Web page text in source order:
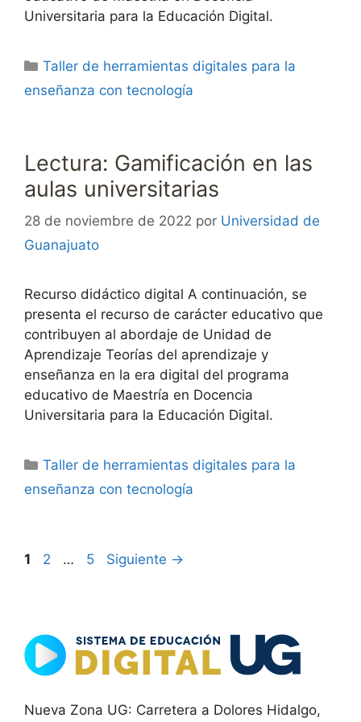
Universitaria para la Educación Digital.
Categorías
Taller de herramientas digitales para la
enseñanza con tecnología
Lectura: Gamificación en las
aulas universitarias
28 de noviembre de 2022 por Universidad de
Guanajuato
Recurso didáctico digital A continuación, se
presenta el recurso de carácter educativo que
contribuyen al abordaje de Unidad de
Aprendizaje Teorías del aprendizaje y
enseñanza en la era digital del programa
educativo de Maestría en Docencia
Universitaria para la Educación Digital.
Categorías
Taller de herramientas digitales para la
enseñanza con tecnología
Página
1 Página
2 … Página
5 Siguiente →
Nueva Zona UG: Carretera a Dolores Hidalgo,